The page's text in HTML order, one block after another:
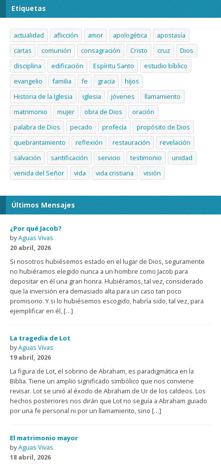
Etiquetas
actualidad aflicción amor apologética
apostasía
cartas
comunión consagración Cristo cruz
Dios
disciplina
edificación Espíritu Santo
estudio bíblico
evangelio
familia fe gracia
hijos
Historia de la Iglesia
iglesia jóvenes
llamamiento
matrimonio
mujer obra de Dios
oración
palabra de Dios
pecado profecía
propósito de Dios
quebrantamiento
reflexión restauración
revelación
salvación
santificación servicio testimonio
unidad
venida del Señor
vida vida cristiana visión
Últimos Mensajes
¿Por qué Jacob?
byAguas Vivas
20 abril, 2026
Si nosotros hubiésemos estado en el lugar de Dios, seguramente
no hubiéramos elegido nunca a un hombre como Jacob para
depositar en él una gran honra. Hubiéramos, tal vez, considerado
que la inversión era demasiado alta para un caso tan poco
promisorio. Y si lo hubiésemos escogido, habría sido, tal vez, para
ejemplificar en él, […]
La tragedia de Lot
byAguas Vivas
19 abril, 2026
La figura de Lot, el sobrino de Abraham, es paradigmática en la
Biblia. Tiene un amplio significado simbólico que nos conviene
revisar. Lot se unió al éxodo de Abraham de Ur de los caldeos. Los
hechos posteriores nos dirán que Lot no seguía a Abraham guiado
por una fe personal ni por un llamamiento, sino […]
El matrimonio mayor
byAguas Vivas
18 abril, 2026